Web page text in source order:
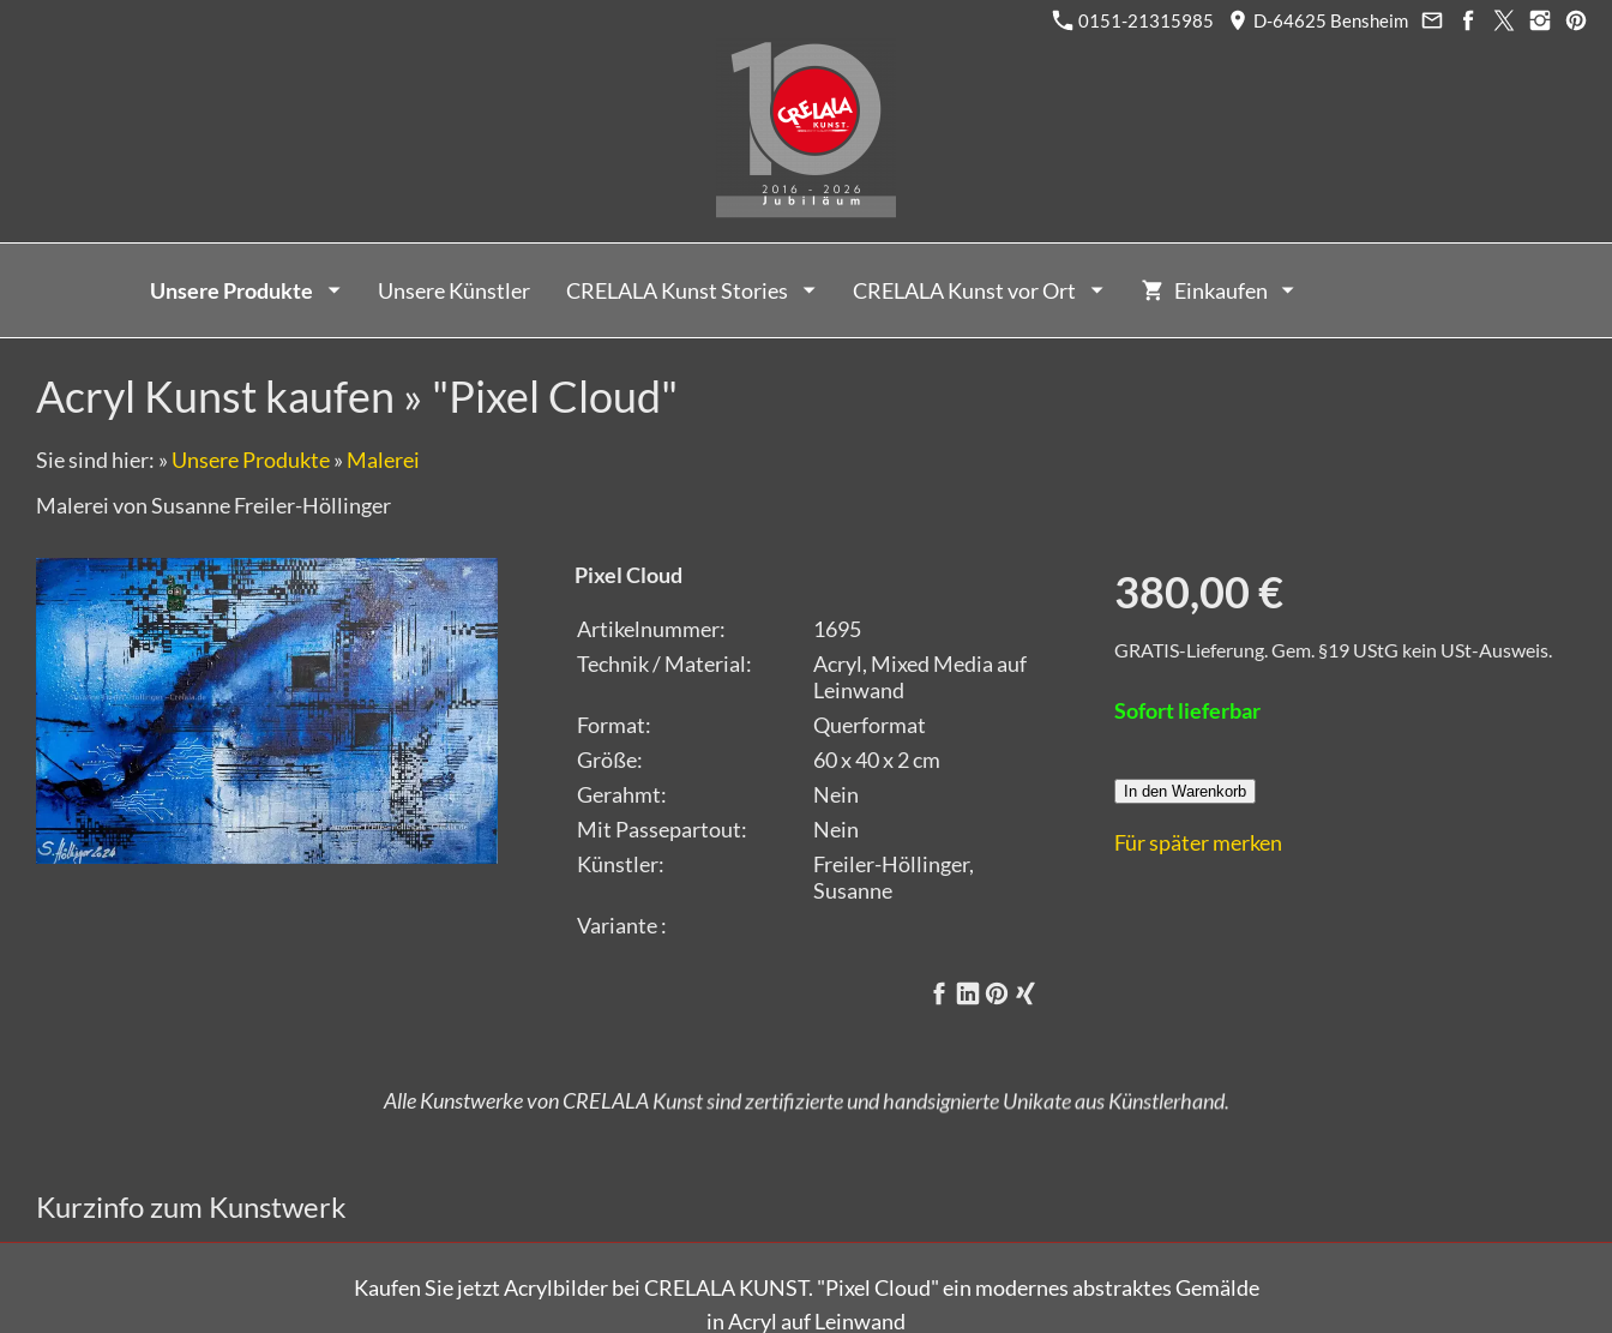
0151-21315985 D-64625 Bensheim
Unsere Produkte Unsere Künstler CRELALA Kunst Stories CRELALA Kunst vor Ort Einkaufen
Acryl Kunst kaufen » "Pixel Cloud"
Sie sind hier: » Unsere Produkte» Malerei
Malerei von Susanne Freiler-Höllinger
Pixel Cloud
Artikelnummer:
1695
Technik / Material:
Acryl, Mixed Media auf
Leinwand
Format:
Querformat
Größe:
60 x 40 x 2 cm
Gerahmt:
Nein
Mit Passepartout:
Nein
Künstler:
Freiler-Höllinger,
Susanne
Variante :
380,00 €
GRATIS-Lieferung. Gem. §19 UStG kein USt-Ausweis.
Sofort lieferbar
In den Warenkorb
Für später merken
Alle Kunstwerke von CRELALA Kunst sind zertifizierte und handsignierte Unikate aus Künstlerhand.
Versandkostenfrei bestellen!
Kurzinfo zum Kunstwerk
Kaufen Sie jetzt Acrylbilder bei CRELALA KUNST. "Pixel Cloud" ein modernes abstraktes Gemälde
in Acryl auf Leinwand